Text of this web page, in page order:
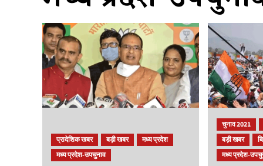
प्रादेशिक खबर बड़ी खबर
मध्य प्रदेश
मध्य प्रदेश-उपचुनाव
चुनाव 2021
बड़ी खबर
मध्य प्रदेश-